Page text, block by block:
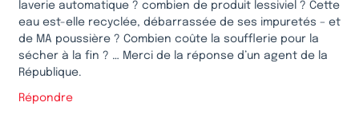
laverie automatique ? combien de produit lessiviel ? Cette
eau est-elle recyclée, débarrassée de ses impuretés – et
de MA poussière ? Combien coûte la soufflerie pour la
sécher à la fin ? … Merci de la réponse d’un agent de la
République.
Répondre